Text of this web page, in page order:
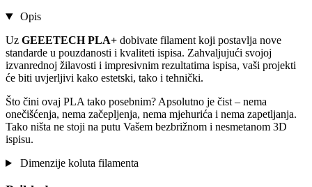
Opis
Uz GEEETECH PLA+ dobivate filament koji postavlja nove
standarde u pouzdanosti i kvaliteti ispisa. Zahvaljujući svojoj
izvanrednoj žilavosti i impresivnim rezultatima ispisa, vaši projekti
će biti uvjerljivi kako estetski, tako i tehnički.
Što čini ovaj PLA tako posebnim? Apsolutno je čist – nema
onečišćenja, nema začepljenja, nema mjehurića i nema zapetljanja.
Tako ništa ne stoji na putu Vašem bezbrižnom i nesmetanom 3D
ispisu.
Dimenzije koluta filamenta